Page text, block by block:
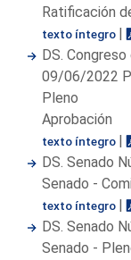
Ratificación
texto íntegro |
DS.
09/06/2022
Pleno
Aprobación
texto íntegro |
DS. Senado
Senado -
texto íntegro |
DS. Senado
Senado -